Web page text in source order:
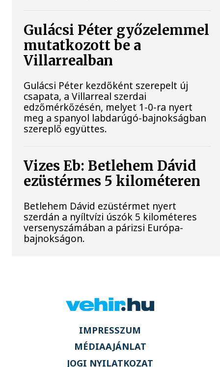
Gulácsi Péter győzelemmel
mutatkozott be a
Villarrealban
Gulácsi Péter kezdőként szerepelt új
csapata, a Villarreal szerdai
edzőmérkőzésén, melyet 1-0-ra nyert
meg a spanyol labdarúgó-bajnokságban
szereplő együttes.
Vizes Eb: Betlehem Dávid
ezüstérmes 5 kilométeren
Betlehem Dávid ezüstérmet nyert
szerdán a nyíltvízi úszók 5 kilométeres
versenyszámában a párizsi Európa-
bajnokságon.
IMPRESSZUM
MÉDIAAJÁNLAT
JOGI NYILATKOZAT